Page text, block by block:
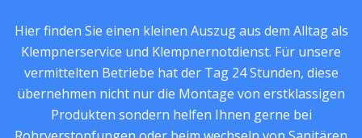
Hier finden Sie einen kleinen Auszug aus dem Alltag als
Klempnerservice und Klempnernotdienst. Für unsere
vermittelten Betriebe hat der Tag 24 Stunden, diese
übernehmen nicht nur die Montage von erstklassigen
Produkten sondern helfen Ihnen gerne bei